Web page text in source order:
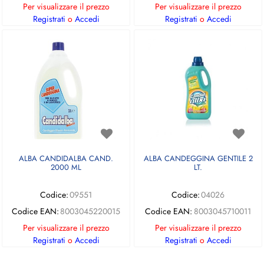
Per visualizzare il prezzo
Registrati o Accedi
Per visualizzare il prezzo
Registrati o Accedi
ALBA CANDIDALBA CAND.
2000 ML
Codice:09551
Codice EAN: 8003045220015
Per visualizzare il prezzo
Registrati o Accedi
ALBA CANDEGGINA GENTILE 2
LT.
Codice:04026
Codice EAN: 8003045710011
Per visualizzare il prezzo
Registrati o Accedi